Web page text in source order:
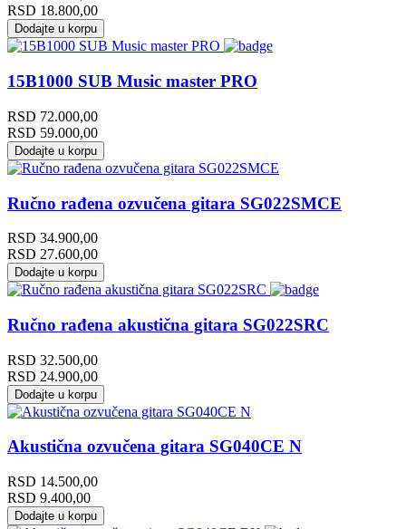
RSD 18.800,00
Dodajte u korpu
15B1000 SUB Music master PRO
RSD 72.000,00
RSD 59.000,00
Dodajte u korpu
Ručno rađena ozvučena gitara SG022SMCE
RSD 34.900,00
RSD 27.600,00
Dodajte u korpu
Ručno rađena akustična gitara SG022SRC
RSD 32.500,00
RSD 24.900,00
Dodajte u korpu
Akustična ozvučena gitara SG040CE N
RSD 14.500,00
RSD 9.400,00
Dodajte u korpu